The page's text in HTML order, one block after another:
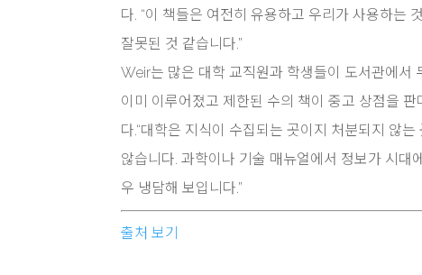
다. “이 책들은 여전히 ​​유용하고 우리가 사용하는
잘못된 것 같습니다.”
Weir는 많은 대학 교직원과 학생들이 도서관에서
이미 이루어졌고 제한된 수의 책이 중고 상점을
다.“대학은 지식이 수집되는 곳이지 처분되지 않
않습니다. 과학이나 기술 매뉴얼에서 정보가 시대
우 냉담해 보입니다.”
출처 보기